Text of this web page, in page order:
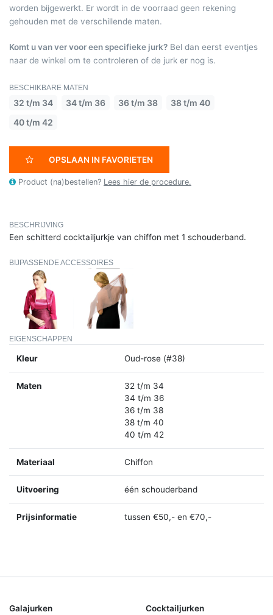
worden bijgewerkt. Er wordt in de voorraad geen rekening
gehouden met de verschillende maten.
Komt u van ver voor een specifieke jurk? Bel dan eerst eventjes
naar de winkel om te controleren of de jurk er nog is.
BESCHIKBARE MATEN
32 t/m 34 34 t/m 36 36 t/m 38
38 t/m 40
40 t/m 42
OPSLAAN IN FAVORIETEN
Product (na)bestellen? Lees hier de procedure.
BESCHRIJVING
Een schitterd cocktailjurkje van chiffon met 1 schouderband.
BIJPASSENDE ACCESSOIRES
EIGENSCHAPPEN
Kleur Oud-rose (#38)
Maten
32 t/m 34
34 t/m 36
36 t/m 38
38 t/m 40
40 t/m 42
Materiaal Chiffon
Uitvoering één schouderband
Prijsinformatie tussen €50,- en €70,-
Galajurken Cocktailjurken